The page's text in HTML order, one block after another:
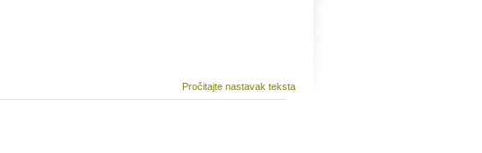
Pročitajte nastavak teksta